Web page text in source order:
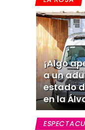
¡Algo
a un
estado
en la